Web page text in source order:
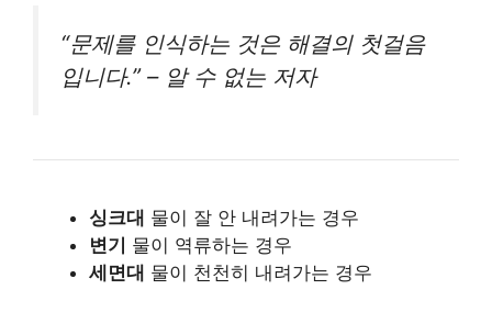
“문제를 인식하는 것은 해결의 첫걸음
입니다.” – 알 수 없는 저자
싱크대 물이 잘 안 내려가는 경우
변기 물이 역류하는 경우
세면대 물이 천천히 내려가는 경우